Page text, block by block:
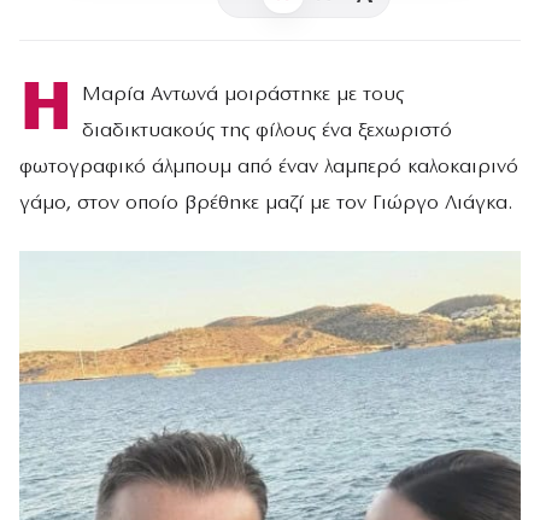
Η
Μαρία Αντωνά μοιράστηκε με τους
διαδικτυακούς της φίλους ένα ξεχωριστό
φωτογραφικό άλμπουμ από έναν λαμπερό καλοκαιρινό
γάμο, στον οποίο βρέθηκε μαζί με τον Γιώργο Λιάγκα.